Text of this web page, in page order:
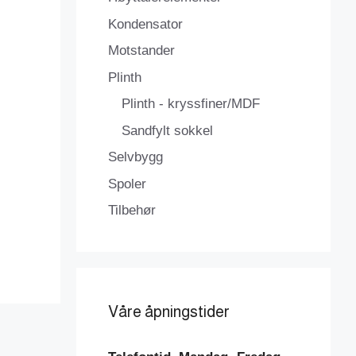
Kondensator
Motstander
Plinth
Plinth - kryssfiner/MDF
Sandfylt sokkel
Selvbygg
Spoler
Tilbehør
Våre åpningstider